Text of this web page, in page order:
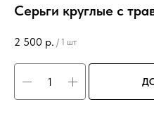
Серьги круглые с
2 500 р. / 1 шт